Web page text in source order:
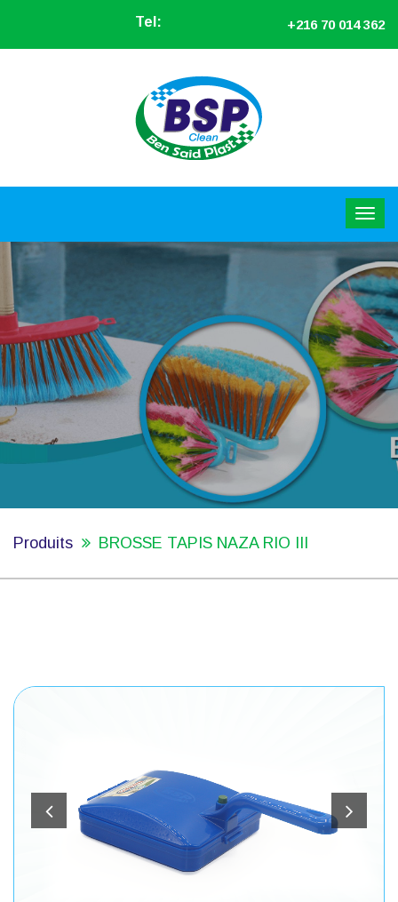
Tel: +216 70 014 362
Produits BROSSE TAPIS NAZA RIO III